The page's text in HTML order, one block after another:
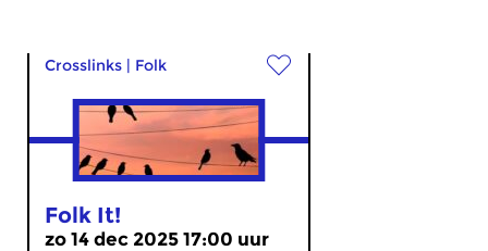
Crosslinks | Folk
Folk It!
zo 14 dec 2025 17:00 uur